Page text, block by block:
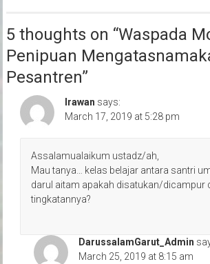
5 thoughts on “Waspada
Penipuan
Pesantren”
Irawan says:
March 17, 2019 at 5:28 pm
Assalamualaikum ustadz/ah,
Mau tanya… kelas belajar antara santri
darul aitam apakah disatukan/dicampur
tingkatannya?
DarussalamGarut_Admin
March 25, 2019 at 8:15 am